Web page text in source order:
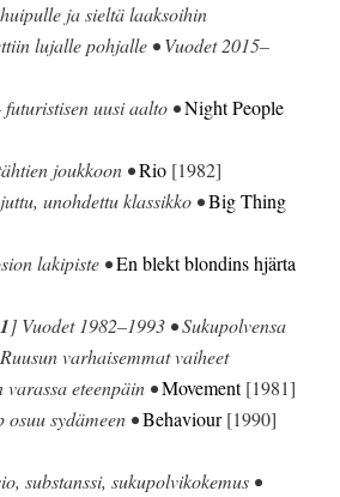
ja sieltä laaksoihin
lujalle pohjalle • Vuodet 2015–
futuristisen uusi aalto •Night People
joukkoon •Rio [1982]
unohdettu klassikko •Big Thing
lakipiste •En blekt blondins hjärta
1] Vuodet 1982–1993 • Sukupolvensa
varhaisemmat vaiheet
varassa eteenpäin •Movement[1981]
osuu sydämeen •Behaviour[1990]
substanssi, sukupolvikokemus •